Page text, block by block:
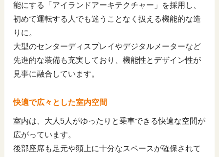
能にする「アイランドアーキテクチャー」を採用し、
初めて運転する人でも迷うことなく扱える機能的な造
りに。
大型のセンターディスプレイやデジタルメーターなど
先進的な装備も充実しており、機能性とデザイン性が
見事に融合しています。
快適で広々とした室内空間
室内は、大人5人がゆったりと乗車できる快適な空間が
広がっています。
後部座席も足元や頭上に十分なスペースが確保されて